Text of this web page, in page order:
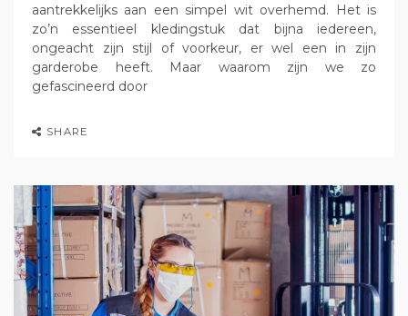
aantrekkelijks aan een simpel wit overhemd. Het is
zo’n essentieel kledingstuk dat bijna iedereen,
ongeacht zijn stijl of voorkeur, er wel een in zijn
garderobe heeft. Maar waarom zijn we zo
gefascineerd door
SHARE